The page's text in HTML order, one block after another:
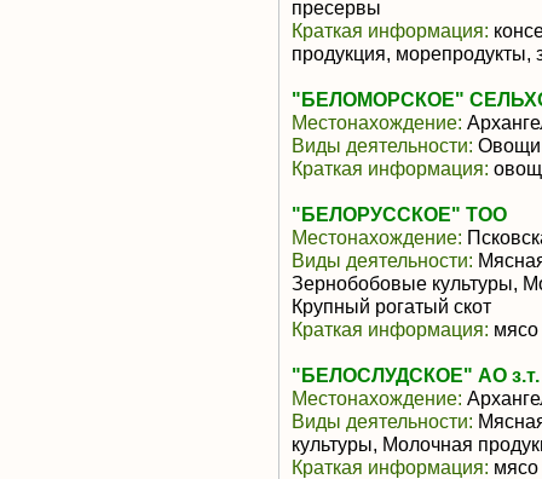
пресервы
Краткая информация:
продукция, морепродукты,
"БЕЛОМОРСКОЕ"
Местонахождение:
Виды деятельности:
Краткая информация:
"БЕЛОРУССКОЕ" ТОО
Местонахождение:
Виды деятельности:
Зернобобовые культуры,
Крупный рогатый скот
Краткая информация: мясо
"БЕЛОСЛУДСКОЕ" АО з.т.
Местонахождение:
Виды деятельности:
культуры, Молочная
Краткая информация: мясо